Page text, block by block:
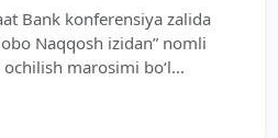
Bank konferensiya zalida
Naqqosh izidan” nomli
marosimi bo‘l...